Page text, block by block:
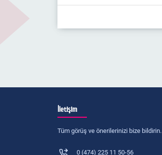
İletişim
Tüm görüş ve önerilerinizi bize bildirin.
0 (474) 225 11 50-56